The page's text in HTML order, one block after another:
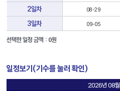
정
2일차 08-29
온라인
3일차 09-05
온라인
선택한 일정 금액 : 0원
일정보기(기수를 눌러 확인)
2026년 08월